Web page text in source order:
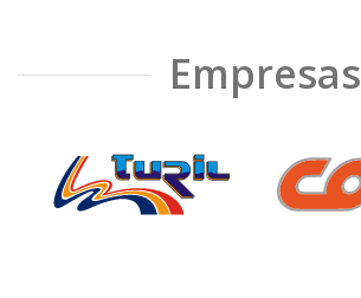
Empresas
❮